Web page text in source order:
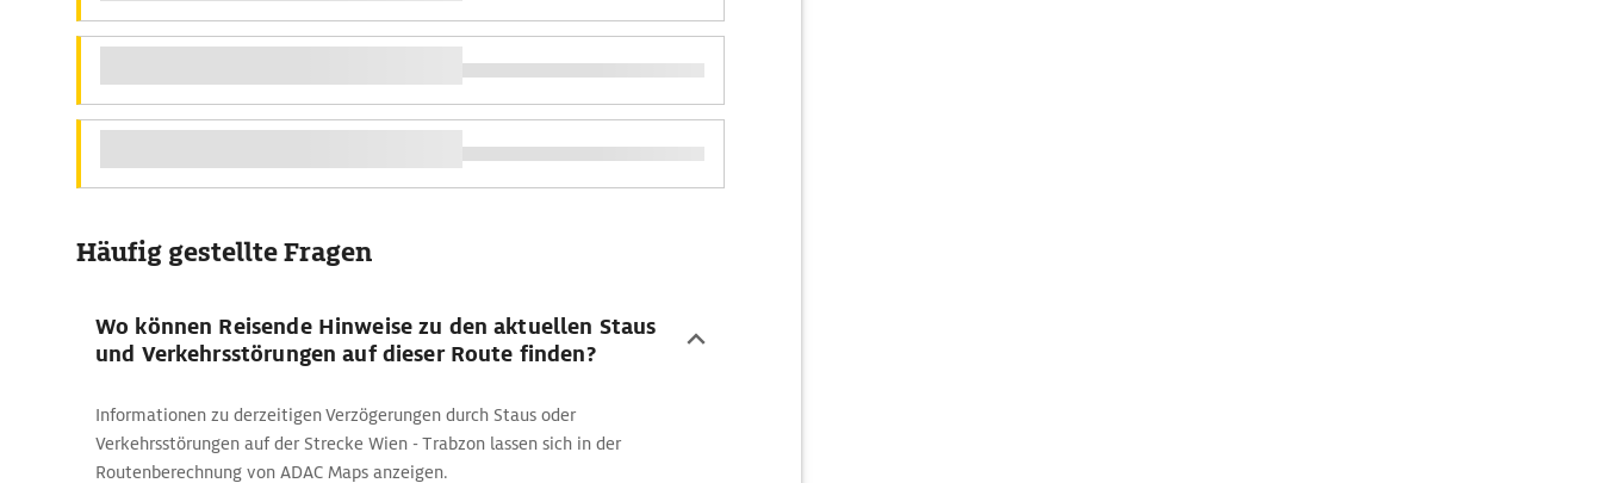
Häufig gestellte Fragen
Wo können Reisende Hinweise zu den aktuellen Staus
und Verkehrsstörungen auf dieser Route finden?
Informationen zu derzeitigen Verzögerungen durch Staus oder
Verkehrsstörungen auf der Strecke Wien - Trabzon lassen sich in der
Routenberechnung von ADAC Maps anzeigen.